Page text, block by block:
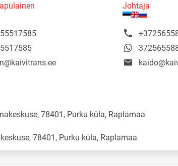
Johtaja
78401, Purku küla, Raplamaa